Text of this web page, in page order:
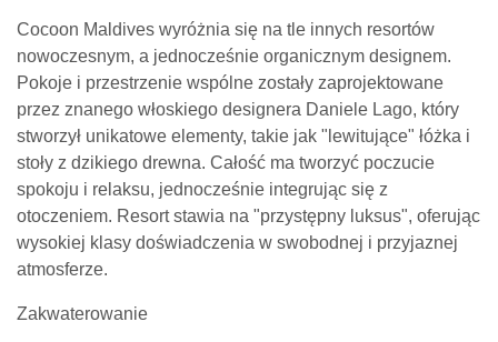
Cocoon Maldives wyróżnia się na tle innych resortów
nowoczesnym, a jednocześnie organicznym designem.
Pokoje i przestrzenie wspólne zostały zaprojektowane
przez znanego włoskiego designera Daniele Lago, który
stworzył unikatowe elementy, takie jak "lewitujące" łóżka i
stoły z dzikiego drewna. Całość ma tworzyć poczucie
spokoju i relaksu, jednocześnie integrując się z
otoczeniem. Resort stawia na "przystępny luksus", oferując
wysokiej klasy doświadczenia w swobodnej i przyjaznej
atmosferze.
Zakwaterowanie